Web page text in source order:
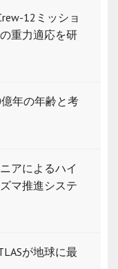
12ミッショ
重力適応を研
年の年齢と考
アによるハイ
マ推進システ
が地球に最